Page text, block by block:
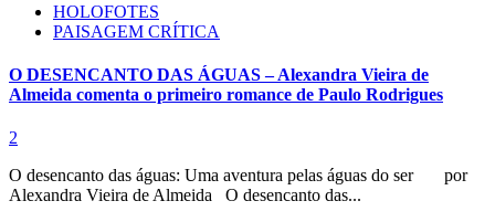
HOLOFOTES
PAISAGEM CRÍTICA
O DESENCANTO DAS ÁGUAS – Alexandra Vieira de
Almeida comenta o primeiro romance de Paulo Rodrigues
2
O desencanto das águas: Uma aventura pelas águas do ser por
Alexandra Vieira de Almeida O desencanto das...